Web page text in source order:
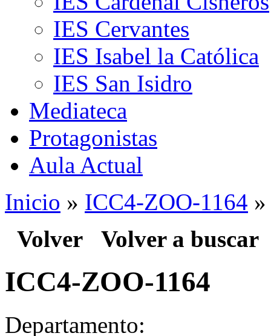
IES Cervantes
IES Isabel la Católica
IES San Isidro
Mediateca
Protagonistas
Aula Actual
Inicio » ICC4-ZOO-1164
Volver Volver a buscar
ICC4-ZOO-1164
Departamento: